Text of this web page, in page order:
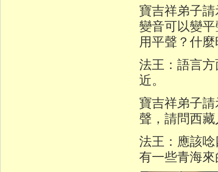
寶吉祥弟子
變音可以變
用平聲？什
法王：語言
近。
寶吉祥弟子
聲，請問西
法王：應該
有一些青海